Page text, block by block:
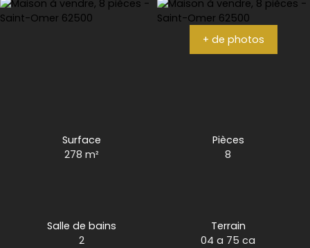
+ de photos
Surface
278m²
Pièces
8
Salle de bains
2
Terrain
04 a 75 ca